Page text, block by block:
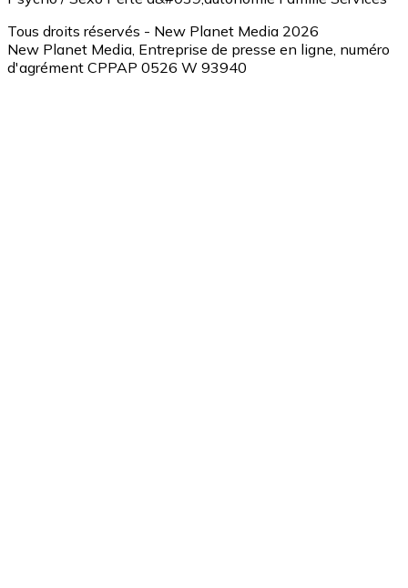
Tous droits réservés - New Planet Media 2026
New Planet Media, Entreprise de presse en ligne, numéro
d'agrément CPPAP 0526 W 93940